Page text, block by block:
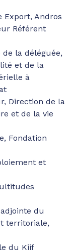
Export, Andros
Référent
de la déléguée,
et de la
à
Direction de la
et de la vie
Fondation
et
adjointe du
territoriale,
du Kiif